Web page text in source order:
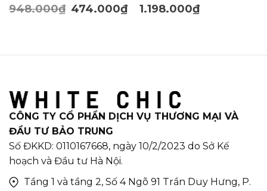
948.000₫ 474.000₫ 1.198.000₫
CÔNG TY CỔ PHẦN DỊCH VỤ THƯƠNG MẠI VÀ
ĐẦU TƯ BẢO TRUNG
Số ĐKKD: 0110167668, ngày 10/2/2023 do Sở Kế
hoạch và Đầu tư Hà Nội.
Tầng 1 và tầng 2, Số 4 Ngõ 91 Trần Duy Hưng, P.